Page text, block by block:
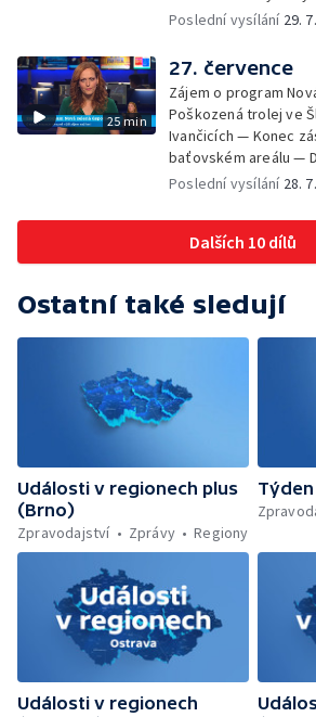
cyklisty na Zlínsku —
pozorovat zatmění
Letní filmové škole —
— Rekonstrukce
Poslední vysílání 29.
25 min
27. července
Zájem o program
Poškozená trolej ve
Ivančicích — Konec
baťovském areálu —
vína — Výhružky na
Brněnské týmy v
Chystaná
Nový seriál pro děti
Poslední vysílání 28.
Dalších 10 dílů
Ostatní také sledují
Události v regionech plus
(Brno)
Zpravodajství
Zprávy Regiony
Události v regionech